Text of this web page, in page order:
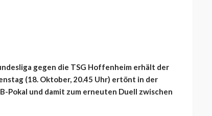
gegen die TSG Hoffenheim erhält der
(18. Oktober, 20.45 Uhr) ertönt in der
Pokal und damit zum erneuten Duell zwischen